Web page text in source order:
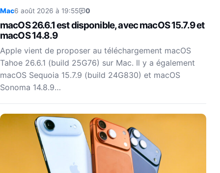
Mac6 août 2026 à 19:55 0
macOS 26.6.1 est disponible, avec macOS 15.7.9 et
macOS 14.8.9
Apple vient de proposer au téléchargement macOS
Tahoe 26.6.1 (build 25G76) sur Mac. Il y a également
macOS Sequoia 15.7.9 (build 24G830) et macOS
Sonoma 14.8.9…